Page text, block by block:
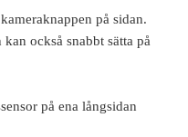
på sidan.
också snabbt sätta på
på ena långsidan